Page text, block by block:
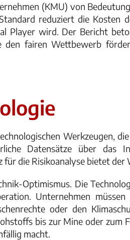
(KMU) von
reduziert die Kosten
Player wird. Der Bericht
fairen Wettbewerb
Werkzeugen,
Datensätze über
die Risikoanalyse bietet der
Optimismus. Die
Unternehmen
oder den
bis zur Mine oder zum
macht.